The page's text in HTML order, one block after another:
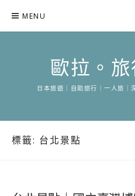
content
MENU
歐拉。
日本旅遊｜自助旅行｜一人旅｜
標籤: 台北景點